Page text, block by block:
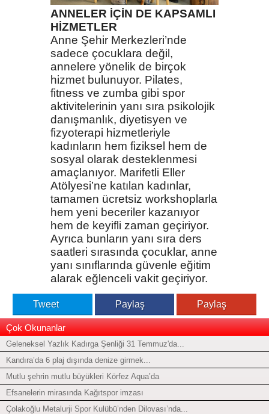
ANNELER İÇİN DE KAPSAMLI
HİZMETLER
Anne Şehir Merkezleri’nde
sadece çocuklara değil,
annelere yönelik de birçok
hizmet bulunuyor. Pilates,
fitness ve zumba gibi spor
aktivitelerinin yanı sıra psikolojik
danışmanlık, diyetisyen ve
fizyoterapi hizmetleriyle
kadınların hem fiziksel hem de
sosyal olarak desteklenmesi
amaçlanıyor. Marifetli Eller
Atölyesi’ne katılan kadınlar,
tamamen ücretsiz workshoplarla
hem yeni beceriler kazanıyor
hem de keyifli zaman geçiriyor.
Ayrıca bunların yanı sıra ders
saatleri sırasında çocuklar, anne
yanı sınıflarında güvenle eğitim
alarak eğlenceli vakit geçiriyor.
Tweet Paylaş Paylaş
Çok Okunanlar
Geleneksel Yazlık Kadırga Şenliği 31 Temmuz'da...
Kandıra’da 6 plaj dışında denize girmek...
Mutlu şehrin mutlu büyükleri Körfez Aqua’da
Efsanelerin mirasında Kağıtspor imzası
Çolakoğlu Metalurji Spor Kulübü’nden Dilovası’nda...